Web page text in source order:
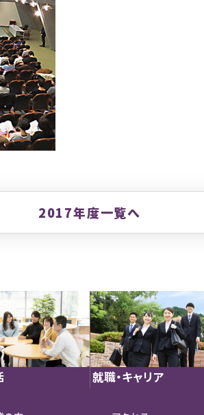
2017年度一覧へ
就職・キャリア